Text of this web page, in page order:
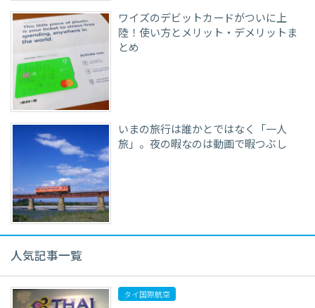
ワイズのデビットカードがついに上
陸！使い方とメリット・デメリットま
とめ
いまの旅行は誰かとではなく「一人
旅」。夜の暇なのは動画で暇つぶし
人気記事一覧
タイ国際航空